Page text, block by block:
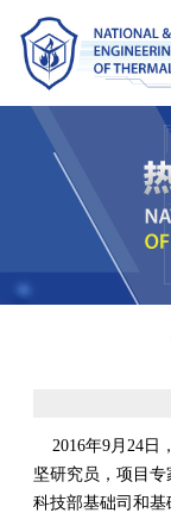
2016年9月24日
坚研究员，项目
科技部基础司和